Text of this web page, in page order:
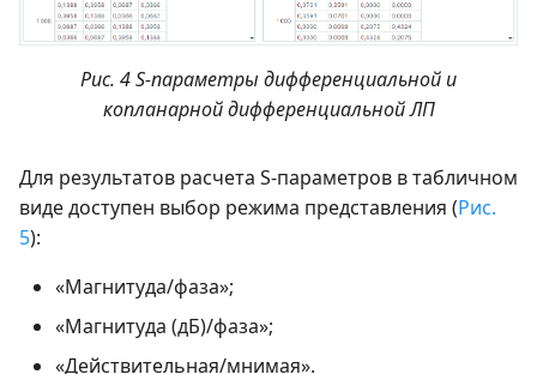
Рис. 4 S-параметры дифференциальной и
копланарной дифференциальной ЛП
Для результатов расчета S-параметров в табличном
виде доступен выбор режима представления (Рис.
5):
«Магнитуда/фаза»;
«Магнитуда (дБ)/фаза»;
«Действительная/мнимая».